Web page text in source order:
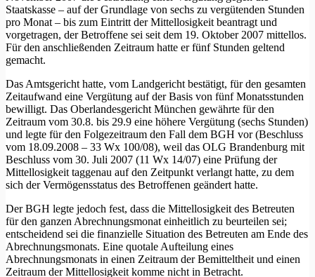
Staatskasse – auf der Grundlage von sechs zu vergütenden Stunden
pro Monat – bis zum Eintritt der Mittellosigkeit beantragt und
vorgetragen, der Betroffene sei seit dem 19. Oktober 2007 mittellos.
Für den anschließenden Zeitraum hatte er fünf Stunden geltend
gemacht.
Das Amtsgericht hatte, vom Landgericht bestätigt, für den gesamten
Zeitaufwand eine Vergütung auf der Basis von fünf Monatsstunden
bewilligt. Das Oberlandesgericht München gewährte für den
Zeitraum vom 30.8. bis 29.9 eine höhere Vergütung (sechs Stunden)
und legte für den Folgezeitraum den Fall dem BGH vor (Beschluss
vom 18.09.2008 – 33 Wx 100/08), weil das OLG Brandenburg mit
Beschluss vom 30. Juli 2007 (11 Wx 14/07) eine Prüfung der
Mittellosigkeit taggenau auf den Zeitpunkt verlangt hatte, zu dem
sich der Vermögensstatus des Betroffenen geändert hatte.
Der BGH legte jedoch fest, dass die Mittellosigkeit des Betreuten
für den ganzen Abrechnungsmonat einheitlich zu beurteilen sei;
entscheidend sei die finanzielle Situation des Betreuten am Ende des
Abrechnungsmonats. Eine quotale Aufteilung eines
Abrechnungsmonats in einen Zeitraum der Bemitteltheit und einen
Zeitraum der Mittellosigkeit komme nicht in Betracht.